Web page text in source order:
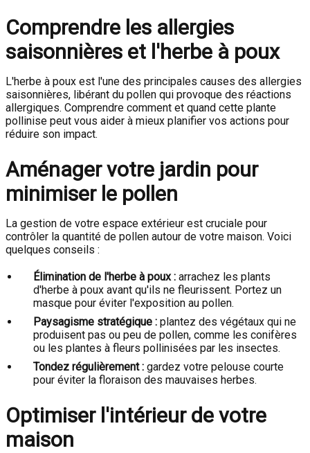
Comprendre les allergies
saisonnières et l'herbe à poux
L'herbe à poux est l'une des principales causes des allergies
saisonnières, libérant du pollen qui provoque des réactions
allergiques. Comprendre comment et quand cette plante
pollinise peut vous aider à mieux planifier vos actions pour
réduire son impact.
Aménager votre jardin pour
minimiser le pollen
La gestion de votre espace extérieur est cruciale pour
contrôler la quantité de pollen autour de votre maison. Voici
quelques conseils :
Élimination de l'herbe à poux : arrachez les plants
d'herbe à poux avant qu'ils ne fleurissent. Portez un
masque pour éviter l'exposition au pollen.
Paysagisme stratégique : plantez des végétaux qui ne
produisent pas ou peu de pollen, comme les conifères
ou les plantes à fleurs pollinisées par les insectes.
Tondez régulièrement : gardez votre pelouse courte
pour éviter la floraison des mauvaises herbes.
Optimiser l'intérieur de votre
maison